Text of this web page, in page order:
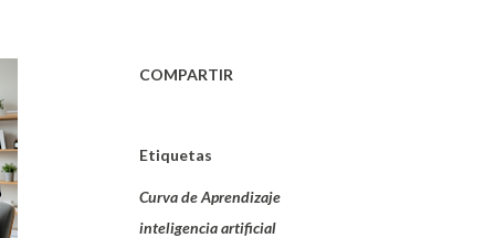
COMPARTIR
Etiquetas
Curva de Aprendizaje
inteligencia artificial